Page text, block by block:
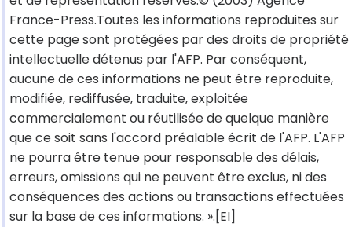
France-Press.Toutes les informations reproduites sur
cette page sont protégées par des droits de propriété
intellectuelle détenus par l'AFP. Par conséquent,
aucune de ces informations ne peut être reproduite,
modifiée, rediffusée, traduite, exploitée
commercialement ou réutilisée de quelque manière
que ce soit sans l'accord préalable écrit de l'AFP. L'AFP
ne pourra être tenue pour responsable des délais,
erreurs, omissions qui ne peuvent être exclus, ni des
conséquences des actions ou transactions effectuées
sur la base de ces informations. ».[EI]